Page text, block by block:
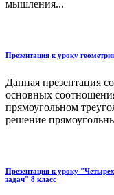
мышления...
Презентация к уроку
Данная презентация
основных
прямоугольном
решение
Презентация к уроку
задач" 8 класс